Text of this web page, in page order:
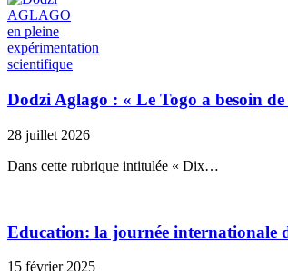
Dodzi Aglago : « Le Togo a besoin
28 juillet 2026
Dans cette rubrique intitulée « Dix…
Education: la journée internationale
15 février 2025